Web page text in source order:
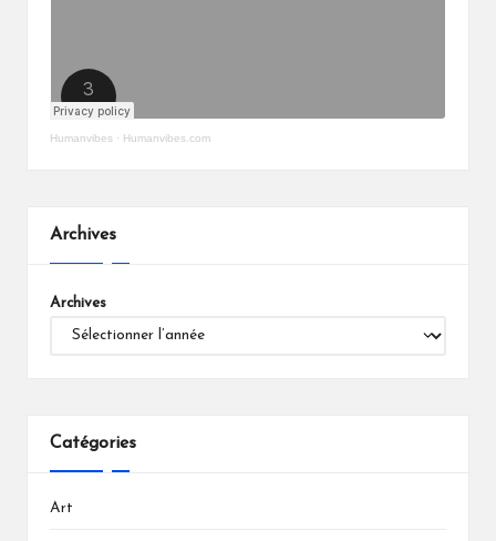
Humanvibes · Humanvibes.com
Archives
Archives
Catégories
Art